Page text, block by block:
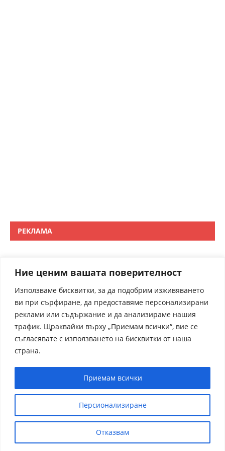
Ние ценим вашата поверителност
Използваме бисквитки, за да подобрим изживяването
ви при сърфиране, да предоставяме персонализирани
реклами или съдържание и да анализираме нашия
трафик. Щраквайки върху „Приемам всички“, вие се
съгласявате с използването на бисквитки от наша
страна.
Персионализиране
Отказвам
Приемам всички
РЕКЛАМА
receptite.online - Някои от рецептите са преведени от
чуждрестранни сайтове. За контакти admin@receptite.online